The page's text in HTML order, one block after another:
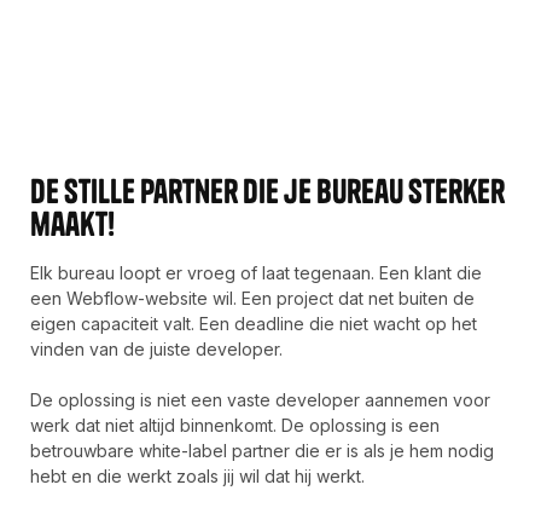
De stille partner die je bureau sterker
maakt!
Elk bureau loopt er vroeg of laat tegenaan. Een klant die
een Webflow-website wil. Een project dat net buiten de
eigen capaciteit valt. Een deadline die niet wacht op het
vinden van de juiste developer.
De oplossing is niet een vaste developer aannemen voor
werk dat niet altijd binnenkomt. De oplossing is een
betrouwbare white-label partner die er is als je hem nodig
hebt en die werkt zoals jij wil dat hij werkt.